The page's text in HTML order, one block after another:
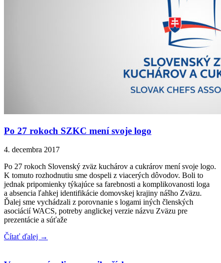
Po 27 rokoch SZKC mení svoje logo
4. decembra 2017
Po 27 rokoch Slovenský zväz kuchárov a cukrárov mení svoje logo.
K tomuto rozhodnutiu sme dospeli z viacerých dôvodov. Boli to
jednak pripomienky týkajúce sa farebnosti a komplikovanosti loga
a absencia ľahkej identifikácie domovskej krajiny nášho Zväzu.
Ďalej sme vychádzali z porovnanie s logami iných členských
asociácií WACS, potreby anglickej verzie názvu Zväzu pre
prezentácie a súťaže
Čítať ďalej →